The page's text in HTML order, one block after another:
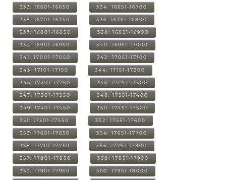
333: 16601-16650 334: 16651-16700
335: 16701-16750 336: 16751-16800
337: 16801-16850 338: 16851-16900
339: 16901-16950 340: 16951-17000
341: 17001-17050 342: 17051-17100
343: 17101-17150 344: 17151-17200
345: 17201-17250 346: 17251-17300
347: 17301-17350 348: 17351-17400
349: 17401-17450 350: 17451-17500
351: 17501-17550 352: 17551-17600
353: 17601-17650 354: 17651-17700
355: 17701-17750 356: 17751-17800
357: 17801-17850 358: 17851-17900
359: 17901-17950 360: 17951-18000